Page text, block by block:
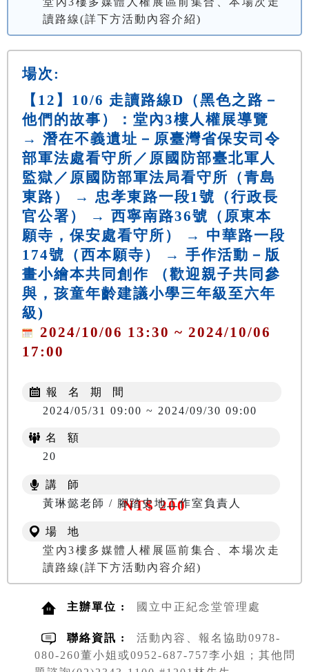
讀路線(詳下方活動內容介紹)
場次:
【12】10/6 走讀路線D（黑色之路－
他們的故事）：堂內3樓人權展導覽
→ 潛在不義遺址－原臺灣省保安司令
部軍法處看守所／原國防部臺北軍人
監獄／原國防部軍法局看守所（青島
東路） → 忠孝東路一段1號（行政長
官公署） → 西寧南路36號（原東本
願寺，保安處看守所） → 中華路一段
174號（西本願寺） → 手作活動－版
畫小繪本共同創作 （歡迎親子共同參
與，孩童年齡建議小學三年級至六年
級)
2024/10/06 13:30 ~ 2024/10/06
17:00
NT$ 200
報 名 期 間
2024/05/31 09:00 ~ 2024/09/30 09:00
名 額
20
講 師
黃琳懿老師 / 腳踏史地工作室負責人
場 地
堂內3樓多媒體人權展區前集合、本場次走
讀路線(詳下方活動內容介紹)
主辦單位 : 國立中正紀念堂管理處
聯絡資訊 :
活動內容、報名協助0978-
080-260董小姐或0952-687-757李小姐；其他問